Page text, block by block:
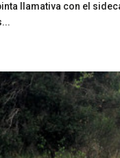
llamativa con el